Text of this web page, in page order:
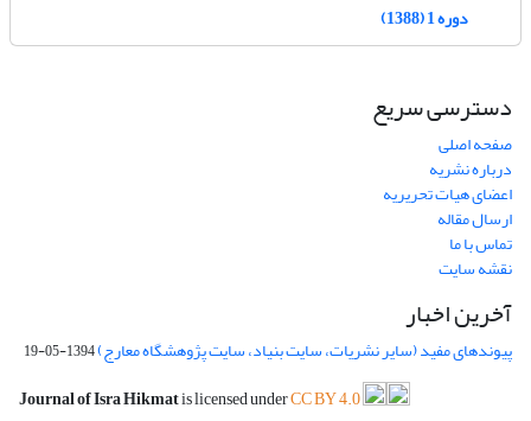
دوره 1 (1388)
دسترسی سریع
صفحه اصلی
درباره نشریه
اعضای هیات تحریریه
ارسال مقاله
تماس با ما
نقشه سایت
آخرین اخبار
پیوندهای مفید (سایر نشریات، سایت بنیاد، سایت پژوهشگاه معارج)1394-05-19
Journal of Isra Hikmatis licensed underCC BY 4.0